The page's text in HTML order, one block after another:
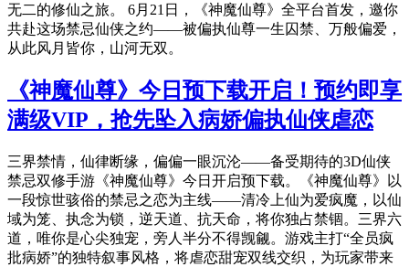
无二的修仙之旅。 6月21日，《神魔仙尊》全平台首发，邀你
共赴这场禁忌仙侠之约——被偏执仙尊一生囚禁、万般偏爱，
从此风月皆你，山河无双。
《神魔仙尊》今日预下载开启！预约即享
满级VIP，抢先坠入病娇偏执仙侠虐恋
三界禁情，仙律断缘，偏偏一眼沉沦——备受期待的3D仙侠
禁忌双修手游《神魔仙尊》今日开启预下载。《神魔仙尊》以
一段惊世骇俗的禁忌之恋为主线——清冷上仙为爱疯魔，以仙
域为笼、执念为锁，逆天道、抗天命，将你独占禁锢。三界六
道，唯你是心尖独宠，旁人半分不得觊觎。游戏主打“全员疯
批病娇”的独特叙事风格，将虐恋甜宠双线交织，为玩家带来